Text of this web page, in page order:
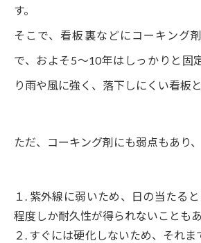
す。
そこで、看板裏などにコーキング
で、およそ5～10年はしっかりと固
り雨や風に強く、落下しにくい看板と
ただ、コーキング剤にも弱点もあり、
１. 紫外線に弱いため、日の当たる
程度しか耐久性が得られないことも
２. すぐには硬化しないため、それ